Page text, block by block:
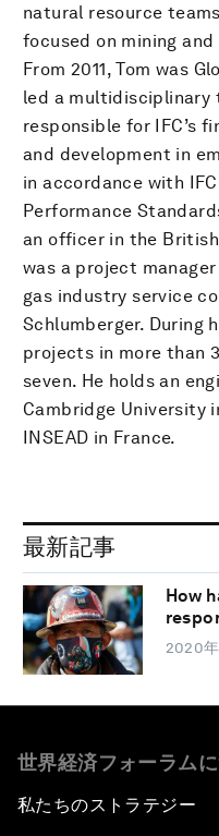
natural resource
focused on mining
From 2011, Tom was
led a multidisciplinary
responsible for IFC’s
and development in
in accordance with
Performance
an officer in the
was a project
gas industry service
Schlumberger. During
projects in more than
seven. He holds an
Cambridge University
INSEAD in France.
最新記事
How
2020
世界経済フォーラム
私たちのストラテジー